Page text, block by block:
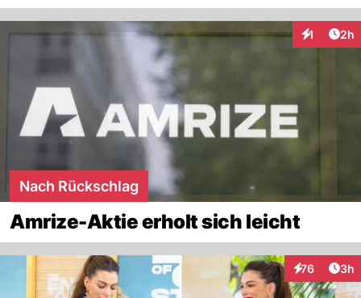
1 2h
Nach Rückschlag
Amrize-Aktie erholt sich leicht
76
Interaktionen
3h